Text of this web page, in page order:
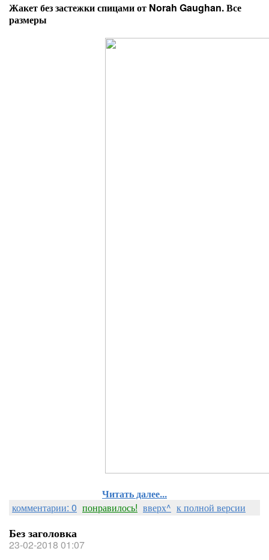
Жакет без застежки спицами от Norah Gaughan. Все
размеры
Читать далее...
комментарии: 0 понравилось! вверх^ к полной версии
Без заголовка
23-02-2018 01:07